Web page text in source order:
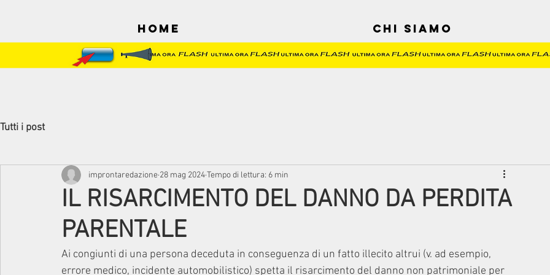
Home Chi siamo
Tutti i post
IL RISARCIMENTO DEL DANNO DA PERDITA
PARENTALE
improntaredazione 28 mag 2024Tempo di lettura: 6 min
Ai congiunti di una persona deceduta in conseguenza di un fatto illecito altrui (v. ad esempio,
errore medico, incidente automobilistico) spetta il risarcimento del danno non patrimoniale per